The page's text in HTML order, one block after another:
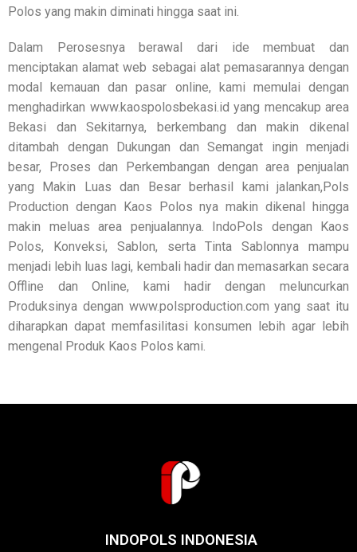
Polos yang makin diminati hingga saat ini.
Dalam Perosesnya berawal dari ide membuat dan
menciptakan alamat web sebagai alat pemasarannya dengan
modal kemauan dan pasar online, kami memulai dengan
menghadirkan www.kaospolosbekasi.id yang mencakup area
Bekasi dan Sekitarnya, berkembang dan makin dikenal
ditambah dengan Dukungan dan Semangat ingin menjadi
besar, Proses dan Perkembangan dengan area penjualan
yang Makin Luas dan Besar berhasil kami jalankan,Pols
Production dengan Kaos Polos nya makin dikenal hingga
makin meluas area penjualannya. IndoPols dengan Kaos
Polos, Konveksi, Sablon, serta Tinta Sablonnya mampu
menjadi lebih luas lagi, kembali hadir dan memasarkan secara
Offline dan Online, kami hadir dengan meluncurkan
Produksinya dengan www.polsproduction.com yang saat itu
diharapkan dapat memfasilitasi konsumen lebih agar lebih
mengenal Produk Kaos Polos kami.
INDOPOLS INDONESIA